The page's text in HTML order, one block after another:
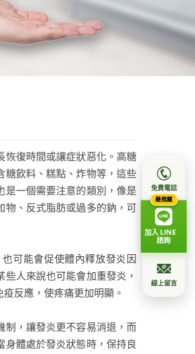
恢復時間或讓症狀惡化。高糖
糖飲料、糕點、炸物等，這些
是一個需要注意的類別，像是
物、反式脂肪或過多的鈉，可
可能會促使體內釋放發炎因
人來說也可能會加重發炎，
反應，使疼痛更加明顯。
制，讓發炎更不容易消退，而
體處於發炎狀態時，保持良
免費電話
最推薦
加入 LINE
諮詢
線上留言